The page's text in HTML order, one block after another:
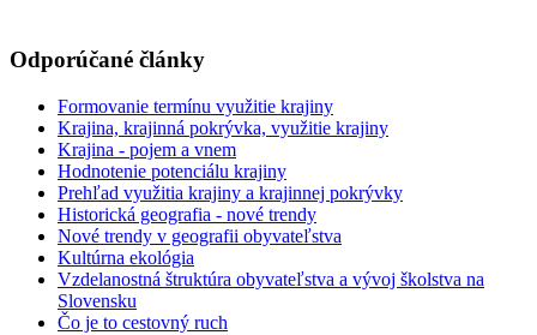
Odporúčané články
Formovanie termínu využitie krajiny
Krajina, krajinná pokrývka, využitie krajiny
Krajina - pojem a vnem
Hodnotenie potenciálu krajiny
Prehľad využitia krajiny a krajinnej pokrývky
Historická geografia - nové trendy
Nové trendy v geografii obyvateľstva
Kultúrna ekológia
Vzdelanostná štruktúra obyvateľstva a vývoj školstva na
Slovensku
Čo je to cestovný ruch